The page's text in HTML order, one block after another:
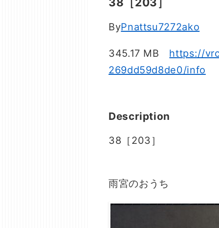
ByPnattsu7272ako
345.17 MB https://
269dd59d8de0/info
Description
38［203］
雨宮のおうち